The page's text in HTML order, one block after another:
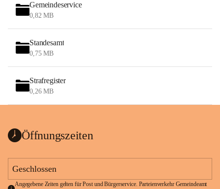
Gemeindeservice
0,82 MB
Standesamt
0,75 MB
Strafregister
0,26 MB
Öffnungszeiten
Geschlossen
Angegebene Zeiten gelten für Post und Bürgerservice. Parteienverkehr Gemeindeamt